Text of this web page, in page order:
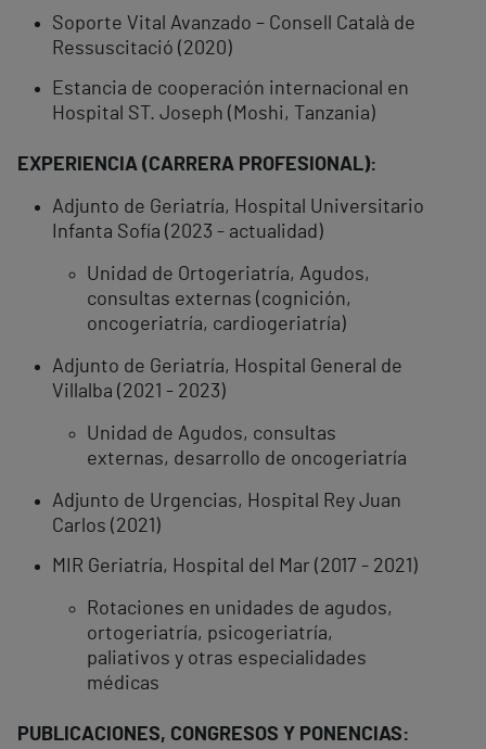
Soporte Vital Avanzado – Consell Català de
Ressuscitació (2020)
Estancia de cooperación internacional en
Hospital ST. Joseph (Moshi, Tanzania)
EXPERIENCIA (CARRERA PROFESIONAL):
Adjunto de Geriatría, Hospital Universitario
Infanta Sofía (2023 - actualidad)
Unidad de Ortogeriatría, Agudos,
consultas externas (cognición,
oncogeriatría, cardiogeriatría)
Adjunto de Geriatría, Hospital General de
Villalba (2021 - 2023)
Unidad de Agudos, consultas
externas, desarrollo de oncogeriatría
Adjunto de Urgencias, Hospital Rey Juan
Carlos (2021)
MIR Geriatría, Hospital del Mar (2017 - 2021)
Rotaciones en unidades de agudos,
ortogeriatría, psicogeriatría,
paliativos y otras especialidades
médicas
PUBLICACIONES, CONGRESOS Y PONENCIAS: